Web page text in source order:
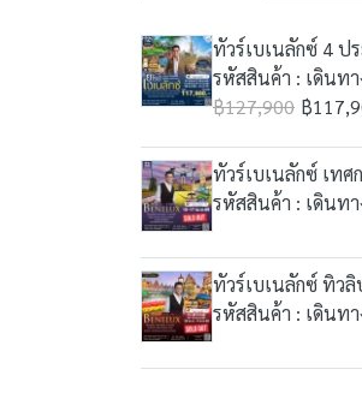
ทัวร์เบเนลักซ์ 4 ป
รหัสสินค้า : เดินท
฿127,900 ฿
ทัวร์เบเนลักซ์ เท
รหัสสินค้า : เดินทา
ทัวร์เบเนลักซ์ ทิว
รหัสสินค้า : เดินทา